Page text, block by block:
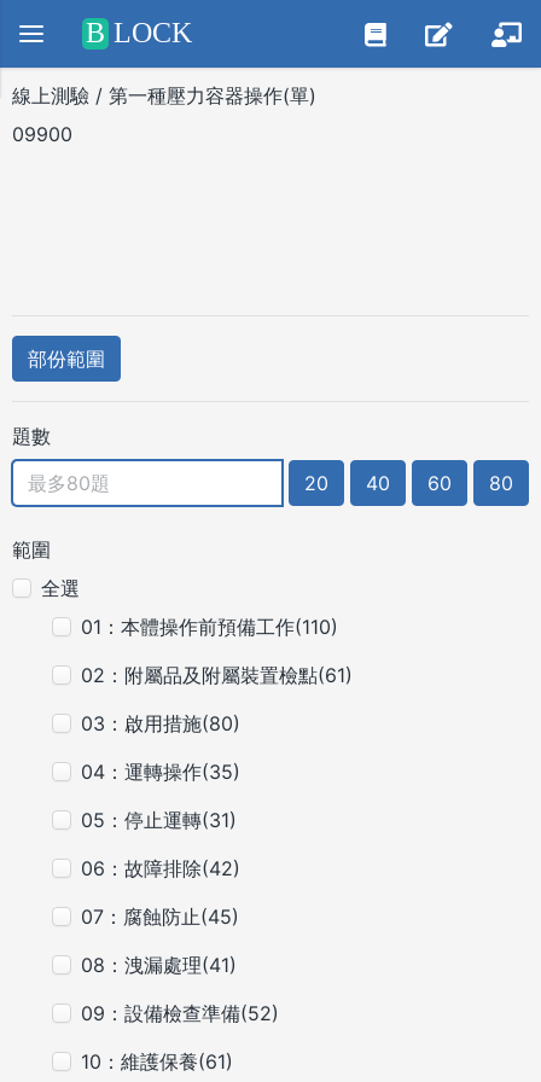
Positive SSL
B LOCK
線上測驗 / 第一種壓力容器操作(單)
09900
部份範圍
題數
20
40 60 80
範圍
全選
01：本體操作前預備工作(110)
02：附屬品及附屬裝置檢點(61)
03：啟用措施(80)
04：運轉操作(35)
05：停止運轉(31)
06：故障排除(42)
07：腐蝕防止(45)
08：洩漏處理(41)
09：設備檢查準備(52)
10：維護保養(61)